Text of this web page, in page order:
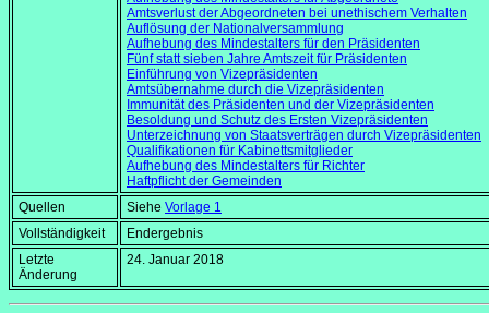
Amtsverlust der Abgeordneten bei unethischem Verhalten
Auflösung der Nationalversammlung
Aufhebung des Mindestalters für den Präsidenten
Fünf statt sieben Jahre Amtszeit für Präsidenten
Einführung von Vizepräsidenten
Amtsübernahme durch die Vizepräsidenten
Immunität des Präsidenten und der Vizepräsidenten
Besoldung und Schutz des Ersten Vizepräsidenten
Unterzeichnung von Staatsverträgen durch Vizepräsidenten
Qualifikationen für Kabinettsmitglieder
Aufhebung des Mindestalters für Richter
Haftpflicht der Gemeinden
Quellen
Siehe Vorlage 1
Vollständigkeit
Endergebnis
Letzte
Änderung
24. Januar 2018